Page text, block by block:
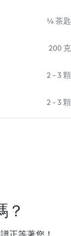
¼ 茶匙
200 克
2 - 3 顆
2 - 3 顆
？